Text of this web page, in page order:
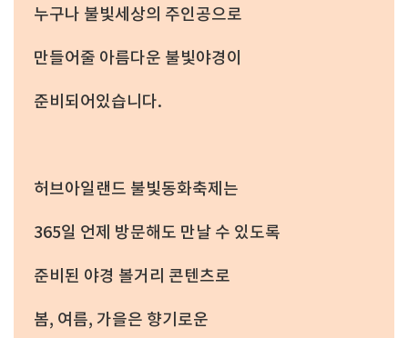
누구나 불빛세상의 주인공으로
만들어줄 아름다운 불빛야경이
준비되어있습니다.
허브아일랜드 불빛동화축제는
365일 언제 방문해도 만날 수 있도록
준비된 야경 볼거리 콘텐츠로
봄, 여름, 가을은 향기로운